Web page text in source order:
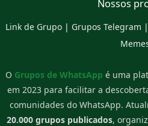
Nossos
Link de Grupo | Grupos Telegram |
O Grupos de WhatsApp é uma
em 2023 para facilitar a
comunidades do WhatsApp.
20.000 grupos publicados,